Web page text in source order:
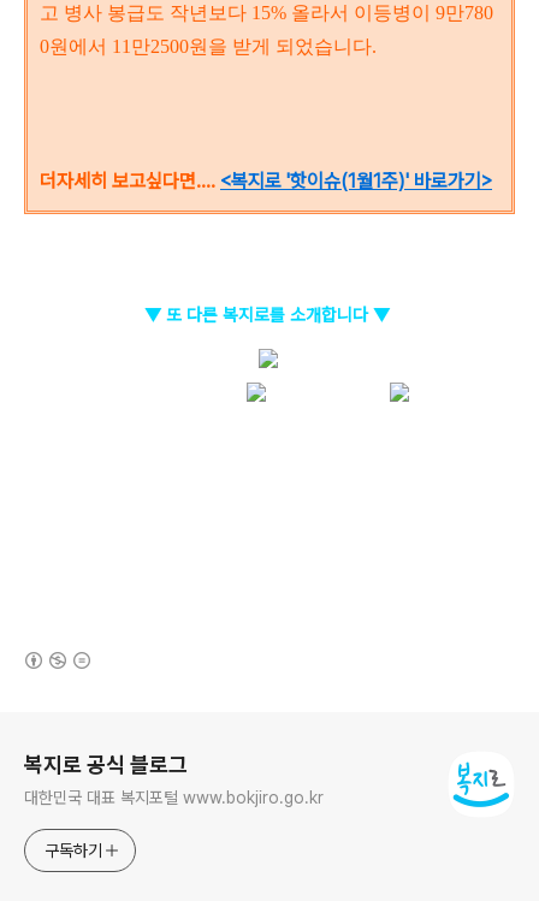
고 병사 봉급도 작년보다 15% 올라서 이등병이 9만780
0원에서 11만2500원을 받게 되었습니다.
더자세히 보고싶다면.... <복지로 '핫이슈(1월1주)' 바로가기>
▼ 또 다른 복지로를 소개합니다 ▼
복지로 공식 블로그
대한민국 대표 복지포털 www.bokjiro.go.kr
구독하기